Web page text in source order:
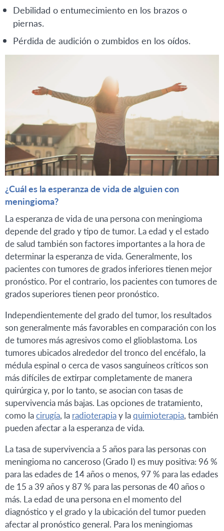
Debilidad o entumecimiento en los brazos o
piernas.
Pérdida de audición o zumbidos en los oídos.
¿Cuál es la esperanza de vida de alguien con
meningioma?
La esperanza de vida de una persona con meningioma
depende del grado y tipo de tumor. La edad y el estado
de salud también son factores importantes a la hora de
determinar la esperanza de vida. Generalmente, los
pacientes con tumores de grados inferiores tienen mejor
pronóstico. Por el contrario, los pacientes con tumores de
grados superiores tienen peor pronóstico.
Independientemente del grado del tumor, los resultados
son generalmente más favorables en comparación con los
de tumores más agresivos como el glioblastoma. Los
tumores ubicados alrededor del tronco del encéfalo, la
médula espinal o cerca de vasos sanguíneos críticos son
más difíciles de extirpar completamente de manera
quirúrgica y, por lo tanto, se asocian con tasas de
supervivencia más bajas. Las opciones de tratamiento,
como lacirugía, la radioterapiay laquimioterapia, también
pueden afectar a la esperanza de vida.
La tasa de supervivencia a 5 años para las personas con
meningioma no canceroso (Grado I) es muy positiva: 96 %
para las edades de 14 años o menos, 97 % para las edades
de 15 a 39 años y 87 % para las personas de 40 años o
más. La edad de una persona en el momento del
diagnóstico y el grado y la ubicación del tumor pueden
afectar al pronóstico general. Para los meningiomas